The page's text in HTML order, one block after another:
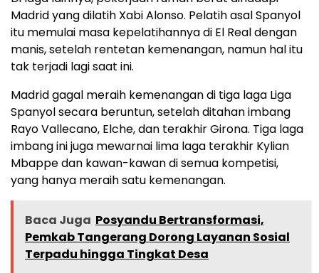
Madrid yang dilatih Xabi Alonso. Pelatih asal Spanyol
itu memulai masa kepelatihannya di El Real dengan
manis, setelah rentetan kemenangan, namun hal itu
tak terjadi lagi saat ini.
Madrid gagal meraih kemenangan di tiga laga Liga
Spanyol secara beruntun, setelah ditahan imbang
Rayo Vallecano, Elche, dan terakhir Girona. Tiga laga
imbang ini juga mewarnai lima laga terakhir Kylian
Mbappe dan kawan-kawan di semua kompetisi,
yang hanya meraih satu kemenangan.
Baca Juga Posyandu Bertransformasi,
Pemkab Tangerang Dorong Layanan Sosial
Terpadu hingga Tingkat Desa